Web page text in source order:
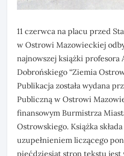
11 czerwca na placu przed
w Ostrowi Mazowieckiej
najnowszej książki profesora
Dobrońskiego “Ziemia
Publikacja została wydana
Publiczną w Ostrowi
finansowym Burmistrza
Ostrowskiego. Książka
uzupełnieniem liczącego
pięćdziesiąt stron tekstu jest